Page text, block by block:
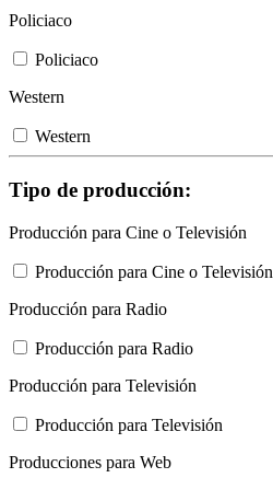
Policiaco
Policiaco
Western
Western
Tipo de producción:
Producción para Cine o Televisión
Producción para Cine o Televisión
Producción para Radio
Producción para Radio
Producción para Televisión
Producción para Televisión
Producciones para Web